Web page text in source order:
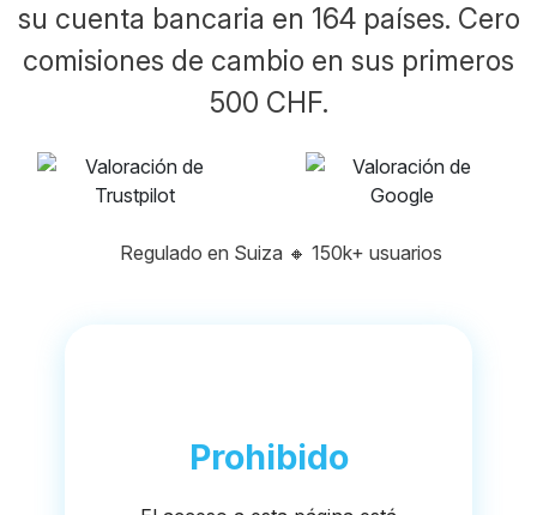
su cuenta bancaria en 164 países. Cero
comisiones de cambio en sus primeros
500 CHF.
Regulado en Suiza 🔸 150k+ usuarios